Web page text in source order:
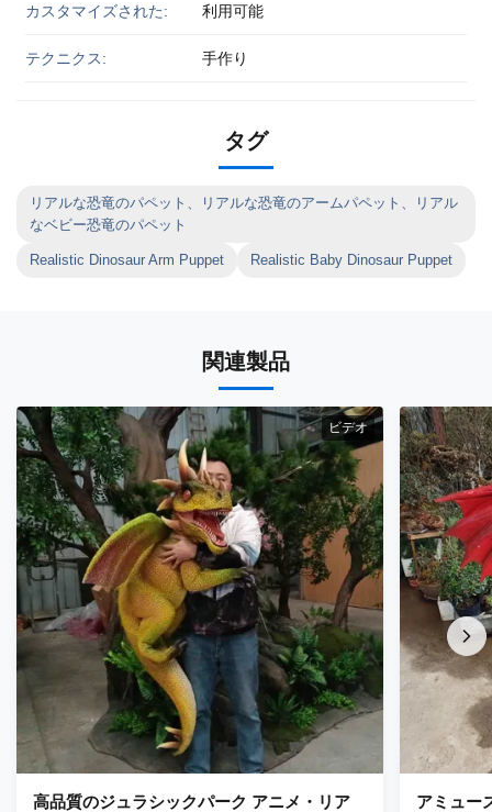
カスタマイズされた: 利用可能
テクニクス: 手作り
タグ
リアルな恐竜のパペット、リアルな恐竜のアームパペット、リアル
なベビー恐竜のパペット
Realistic Dinosaur Arm Puppet Realistic Baby Dinosaur Puppet
関連製品
ビデオ
高品質のジュラシックパーク アニメ・リア
アミュー